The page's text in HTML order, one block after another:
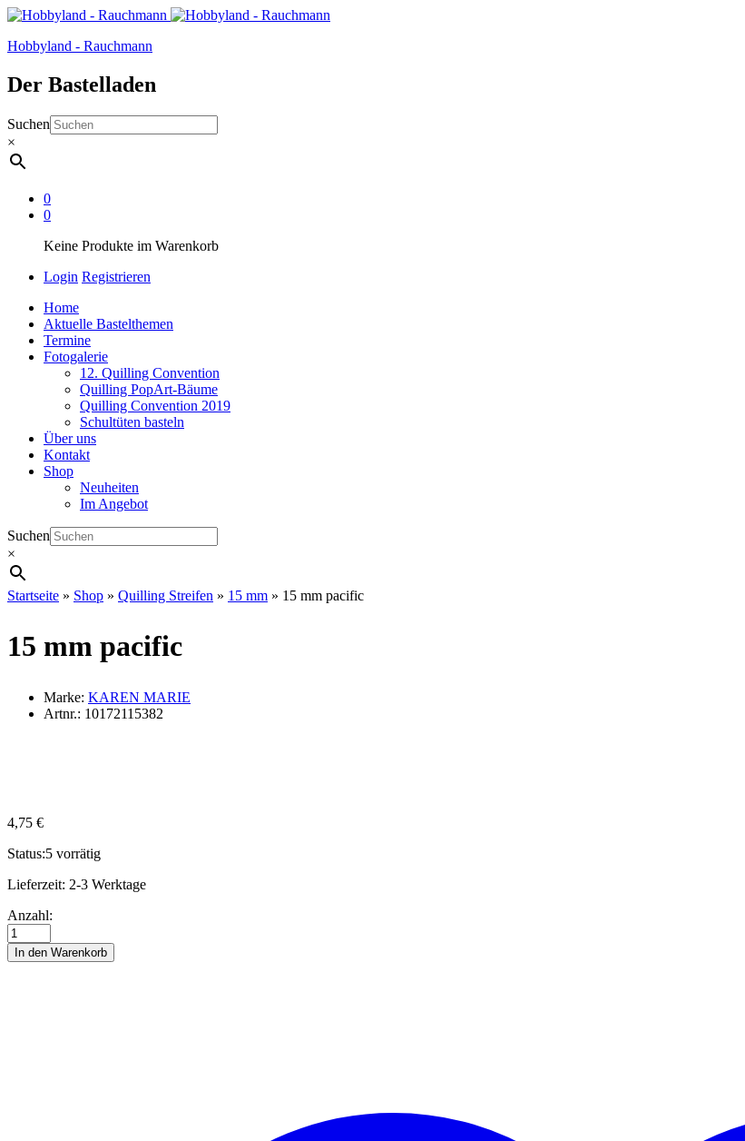
Hobbyland - Rauchmann
Der Bastelladen
Suchen
×
0
0
Keine Produkte im Warenkorb
Login Registrieren
Home
Aktuelle Bastelthemen
Termine
Fotogalerie
12. Quilling Convention
Quilling PopArt-Bäume
Quilling Convention 2019
Schultüten basteln
Über uns
Kontakt
Shop
Neuheiten
Im Angebot
Suchen
×
Startseite » Shop » Quilling Streifen » 15 mm » 15 mm pacific
15 mm pacific
Marke: KAREN MARIE
Artnr.: 10172115382
4,75 €
Status:5 vorrätig
Lieferzeit: 2-3 Werktage
15
mm
pacific
Anzahl
Anzahl:
In den Warenkorb